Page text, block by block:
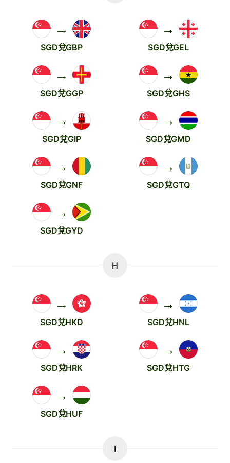
→
SGD兌GBP
→
SGD兌GEL
→
SGD兌GGP
→
SGD兌GHS
→
SGD兌GIP
→
SGD兌GMD
→
SGD兌GNF
→
SGD兌GTQ
→
SGD兌GYD
H
→
SGD兌HKD
→
SGD兌HNL
→
SGD兌HRK
→
SGD兌HTG
→
SGD兌HUF
I